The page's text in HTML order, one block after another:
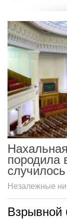
породила
случилось
Незалежные
Взрывной